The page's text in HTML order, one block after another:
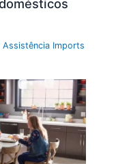
Assistência Imports